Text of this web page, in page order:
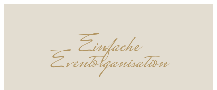
Einfache
Eventorganisation